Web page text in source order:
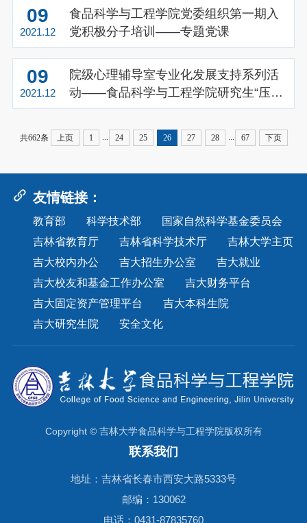
09
2021.12
食品科学与工程学院党委组织第一期入
党积极分子培训——专题党课
09
2021.12
院级心理辅导室专业化发展支持系列活
动——食品科学与工程学院研究生“压力
心管理”团体心理辅导
共662条 上页 1 ... 24 25 26 27 28 ... 67 下页
友情链接：
教育部 科学技术部
国家自然科学基金委员会
吉林省教育厅
吉林省科学技术厅
吉林大学主页
吉大校内办公
吉大招生办公室
吉大就业
吉大校友和基金工作办公室
吉大财务平台
吉大固定资产管理平台
吉大本科生院
吉大研究生院
安全文化
Copyright © 吉林大学食品科学与工程学院版权所有
联系我们
地址：吉林省长春市西安大路5333号
邮编：130062
电话：0431-87835760